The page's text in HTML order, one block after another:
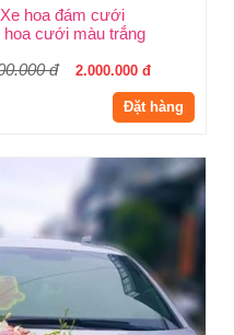
Xe hoa đám cưới
hoa cưới màu trắng
đ
2.000.000 đ
Đặt hàng